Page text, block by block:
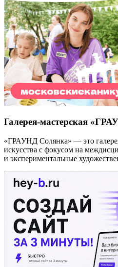
Галерея-мастерская
«ГРАУНД Солянка» — это
искусства с фокусом на
и экспериментальные